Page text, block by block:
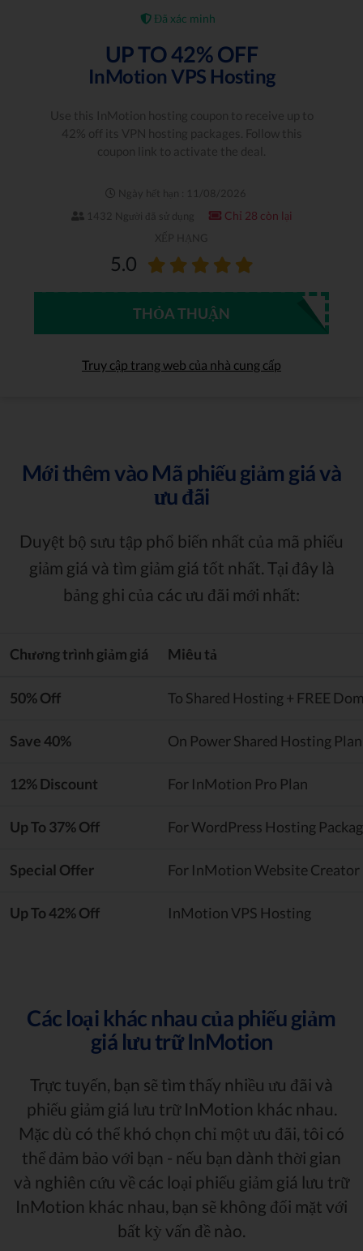
Đã xác minh
UP TO 42% OFF
InMotion VPS Hosting
Use this InMotion hosting coupon to receive up to
42% off its VPN hosting packages. Follow this
coupon link to activate the deal.
Ngày hết hạn : 11/08/2026
1432 Người đã sử dụng
Chỉ 28 còn lại
XẾP HẠNG
5.0
THỎA THUẬN
Truy cập trang web của nhà cung cấp
Mới thêm vào Mã phiếu giảm giá và
ưu đãi
Duyệt bộ sưu tập phổ biến nhất của mã phiếu
giảm giá và tìm giảm giá tốt nhất. Tại đây là
bảng ghi của các ưu đãi mới nhất:
Chương trình giảm giá Miêu tả
50% Off To Shared Hosting + FREE
Save 40% On Power Shared Hosting Plan
12% Discount For InMotion Pro Plan
Up To 37% Off For WordPress Hosting
Special Offer For InMotion Website Creator
Up To 42% Off InMotion VPS Hosting
Các loại khác nhau của phiếu giảm
giá lưu trữ InMotion
Trực tuyến, bạn sẽ tìm thấy nhiều ưu đãi và
phiếu giảm giá lưu trữ InMotion khác nhau.
Mặc dù có thể khó chọn chỉ một ưu đãi, tôi có
thể đảm bảo với bạn - nếu bạn dành thời gian
và nghiên cứu về các loại phiếu giảm giá lưu trữ
InMotion khác nhau, bạn sẽ không đối mặt với
bất kỳ vấn đề nào.